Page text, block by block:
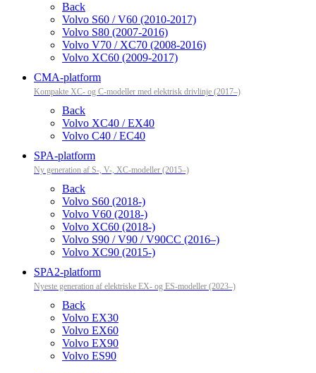
Back
Volvo S60 / V60 (2010-2017)
Volvo S80 (2007-2016)
Volvo V70 / XC70 (2008-2016)
Volvo XC60 (2009-2017)
CMA-platform
Kompakte XC- og C-modeller med elektrisk drivlinje (2017–)
Back
Volvo XC40 / EX40
Volvo C40 / EC40
SPA-platform
Ny generation af S-, V-, XC-modeller (2015–)
Back
Volvo S60 (2018-)
Volvo V60 (2018-)
Volvo XC60 (2018-)
Volvo S90 / V90 / V90CC (2016–)
Volvo XC90 (2015-)
SPA2-platform
Nyeste generation af elektriske EX- og ES-modeller (2023–)
Back
Volvo EX30
Volvo EX60
Volvo EX90
Volvo ES90